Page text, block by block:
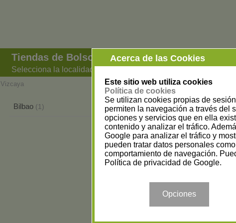
Tiendas de Bolsos en Vizcaya
Selecciona la localidad
Acerca de las Cookies
Este sitio web utiliza cookies
Política de cookies
Se utilizan cookies propias de
permiten la navegación a través del
opciones y servicios que en ella
contenido y analizar el tráfico.
Google para analizar el tráfico y
pueden tratar datos personales
comportamiento de navegación.
Política de privacidad de Google.
Opciones
Vizcaya
Bilbao (1)